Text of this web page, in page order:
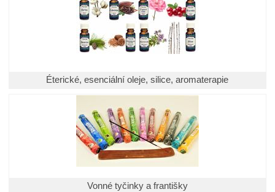
Éterické, esenciální oleje, silice, aromaterapie
Vonné tyčinky a františky